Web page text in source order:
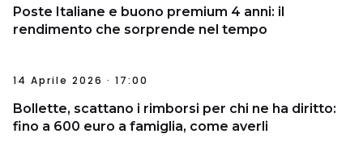
Poste Italiane e buono premium 4 anni: il
rendimento che sorprende nel tempo
14 Aprile 2026 · 17:00
Bollette, scattano i rimborsi per chi ne ha diritto:
fino a 600 euro a famiglia, come averli